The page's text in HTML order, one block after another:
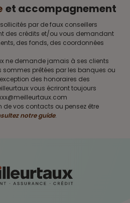
et accompagnement
par de faux conseillers
des crédits et/ou vous demandant
des fonds, des coordonnées
ne demande jamais à ses clients
sommes prêtées par les banques ou
des honoraires des
vous écriront toujours
de vos contacts ou pensez être
notre guide.